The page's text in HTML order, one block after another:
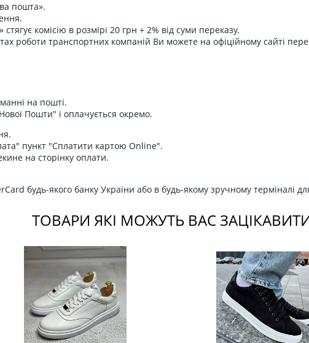
пошта».
комісію в розмірі 20 грн + 2% від суми переказу.
роботи транспортних компаній Ви можете на офіційному сайті
на пошті.
Пошти" і оплачується окремо.
пункт "Сплатити картою Online".
на сторінку оплати.
будь-якого банку України або в будь-якому зручному терміналі
ТОВАРИ ЯКІ МОЖУТЬ ВАС